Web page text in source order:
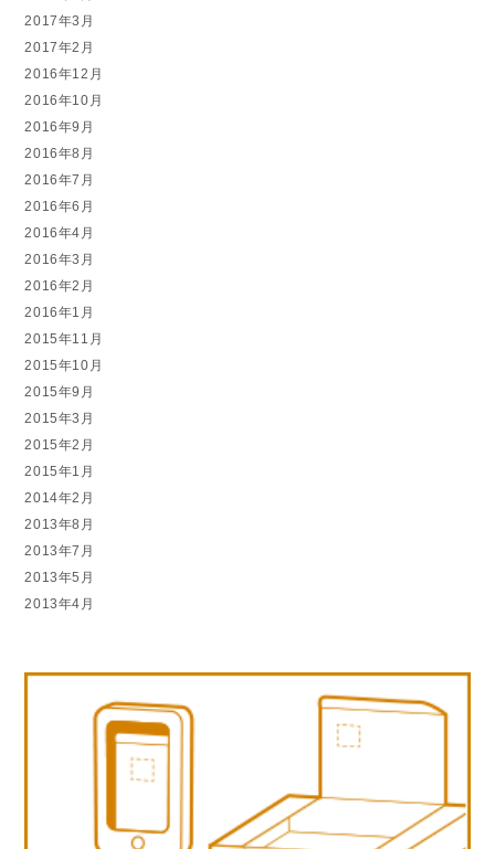
2017年3月
2017年2月
2016年12月
2016年10月
2016年9月
2016年8月
2016年7月
2016年6月
2016年4月
2016年3月
2016年2月
2016年1月
2015年11月
2015年10月
2015年9月
2015年3月
2015年2月
2015年1月
2014年2月
2013年8月
2013年7月
2013年5月
2013年4月